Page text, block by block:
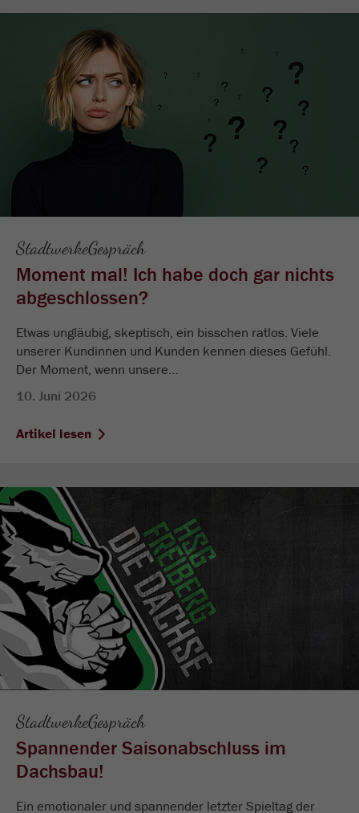
Moment mal! Ich habe doch gar nichts
abgeschlossen?
StadtwerkeGespräch
Etwas ungläubig, skeptisch, ein bisschen ratlos. Viele
unserer Kundinnen und Kunden kennen dieses Gefühl.
Der Moment, wenn unsere…
10. Juni 2026
Artikel lesen
Spannender Saisonabschluss im
Dachsbau!
StadtwerkeGespräch
Ein emotionaler und spannender letzter Spieltag der